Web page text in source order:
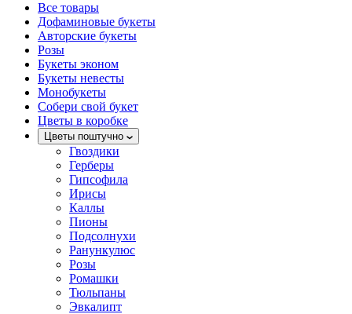
Все товары
Дофаминовые букеты
Авторские букеты
Розы
Букеты эконом
Букеты невесты
Монобукеты
Собери свой букет
Цветы в коробке
Цветы поштучно
Гвоздики
Герберы
Гипсофила
Ирисы
Каллы
Пионы
Подсолнухи
Ранункулюс
Розы
Ромашки
Тюльпаны
Эвкалипт